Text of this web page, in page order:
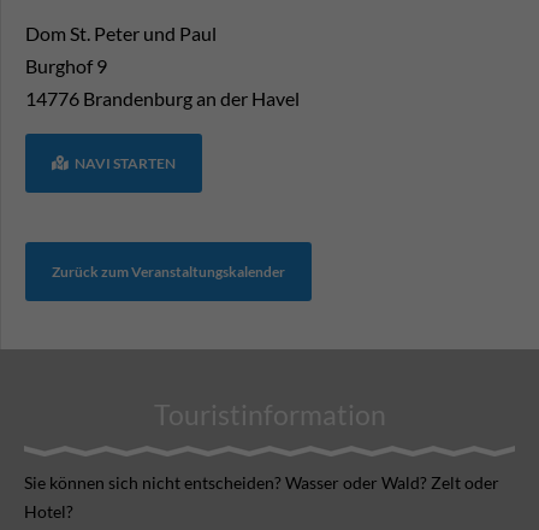
Dom St. Peter und Paul
Burghof 9
14776 Brandenburg an der Havel
NAVI STARTEN
Zurück zum Veranstaltungskalender
Touristinformation
Sie können sich nicht ent­scheiden? Wasser oder Wald? Zelt oder
Hotel?